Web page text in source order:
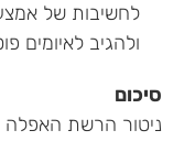
לחשיבות של
ולהגיב לאיומים
סיכום
ניטור הרשת